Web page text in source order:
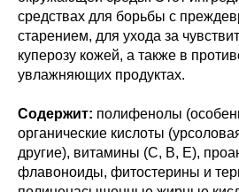
средствах для борьбы с
старением, для ухода за
куперозу кожей, а также в
увлажняющих продуктах.
Содержит: полифенолы
органические кислоты
другие), витамины (С, В, Е),
флавоноиды, фитостерины и